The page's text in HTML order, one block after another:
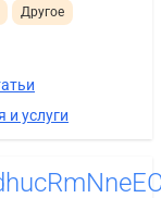
Другое
и услуги